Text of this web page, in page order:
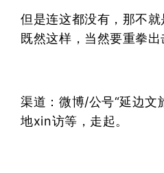
但是连这都没有，那不
既然这样，当然要重拳出
渠道：微博/公号“延边文
地xin访等，走起。